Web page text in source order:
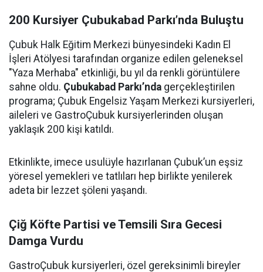
200 Kursiyer Çubukabad Parkı’nda Buluştu
Çubuk Halk Eğitim Merkezi bünyesindeki Kadın El
İşleri Atölyesi tarafından organize edilen geleneksel
"Yaza Merhaba" etkinliği, bu yıl da renkli görüntülere
sahne oldu. Çubukabad Parkı’nda gerçekleştirilen
programa; Çubuk Engelsiz Yaşam Merkezi kursiyerleri,
aileleri ve GastroÇubuk kursiyerlerinden oluşan
yaklaşık 200 kişi katıldı.
Etkinlikte, imece usulüyle hazırlanan Çubuk’un eşsiz
yöresel yemekleri ve tatlıları hep birlikte yenilerek
adeta bir lezzet şöleni yaşandı.
Çiğ Köfte Partisi ve Temsili Sıra Gecesi
Damga Vurdu
GastroÇubuk kursiyerleri, özel gereksinimli bireyler